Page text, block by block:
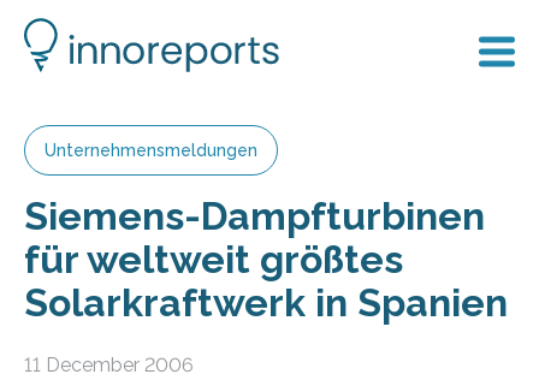
Unternehmensmeldungen
Siemens-Dampfturbinen
für weltweit größtes
Solarkraftwerk in Spanien
11 December 2006